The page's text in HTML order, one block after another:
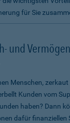
für Sie
und
Menschen, zerkaut
Kunden vom
haben? Dann
dafür finanziellen